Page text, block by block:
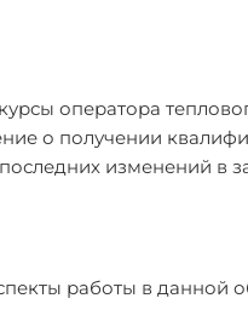
оператора
о получении
изменений в
работы в